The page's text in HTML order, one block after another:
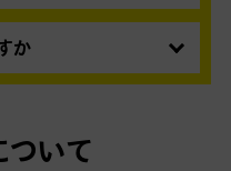
でお問い合わせくだ
物送り状番号は、買取箱
営業所まで直接、お
ムーズです。オペレ
で」と、ご用件お伝
か
ご発送いただけま
用ください。）
ついて